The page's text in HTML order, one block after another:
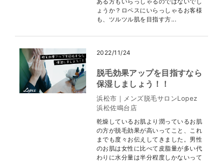
ょうか？ロペスにいらっしゃるお客様
も、ツルツル肌を目指す方...
2022/11/24
脱毛効果アップを目指すなら
保湿しましょう！！
浜松市｜メンズ脱毛サロンLopez
浜松佐鳴台店
乾燥しているお肌より潤っているお肌
の方が脱毛効果が高いってこと、これ
までも度々お伝えしてきました。男性
のお肌は女性に比べて皮脂量が多い代
わりに水分量は半分程度しかないって